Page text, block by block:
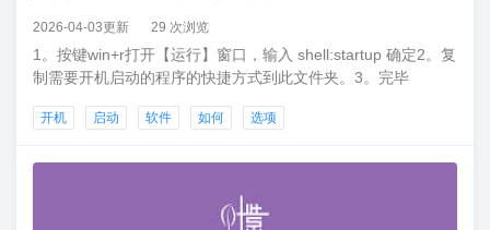
2026-04-03更新 29 次浏览
1。按键win+r打开【运行】窗口，输入 shell:startup 确定2。复
制需要开机启动的程序的快捷方式到此文件夹。3。完毕
开机 启动 软件 如何 选项